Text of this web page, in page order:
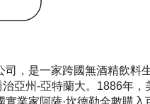
司，是一家跨國無酒精飲料
亞州-亞特蘭大。1886年